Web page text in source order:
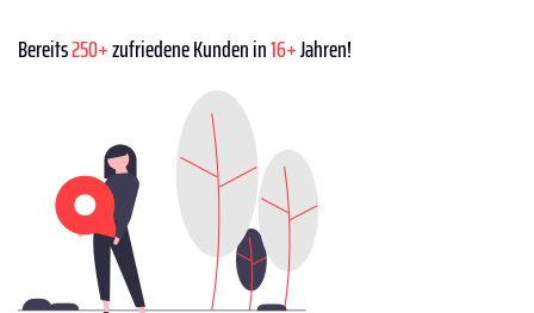
Bereits250+zufriedene Kunden in16+Jahren!